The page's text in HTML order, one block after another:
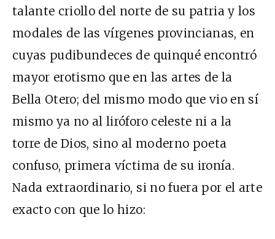
talante criollo del norte de su patria y los
modales de las vírgenes provincianas, en
cuyas pudibundeces de quinqué encontró
mayor erotismo que en las artes de la
Bella Otero; del mismo modo que vio en sí
mismo ya no al liróforo celeste ni a la
torre de Dios, sino al moderno poeta
confuso, primera víctima de su ironía.
Nada extraordinario, si no fuera por el arte
exacto con que lo hizo: